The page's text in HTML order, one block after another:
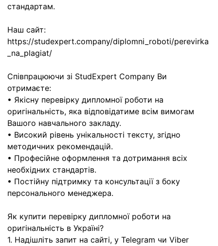
стандартам.
Наш сайт:
https://studexpert.company/diplomni_roboti/perevirka
_na_plagiat/
Співпрацюючи зі StudExpert Company Ви
отримаєте:
• Якісну перевірку дипломної роботи на
оригінальність, яка відповідатиме всім вимогам
Вашого навчального закладу.
• Високий рівень унікальності тексту, згідно
методичних рекомендацій.
• Професійне оформлення та дотримання всіх
необхідних стандартів.
• Постійну підтримку та консультації з боку
персонального менеджера.
Як купити перевірку дипломної роботи на
оригінальність в Україні?
1. Надішліть запит на сайті, у Telegram чи Viber